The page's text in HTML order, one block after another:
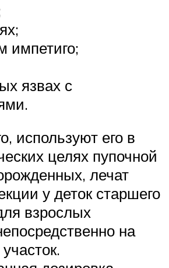
импетиго;
язвах с
используют его в
целях пупочной
лечат
у деток старшего
взрослых
на